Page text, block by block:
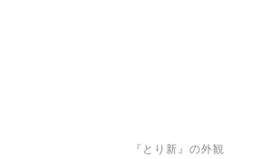
『とり新』の外観